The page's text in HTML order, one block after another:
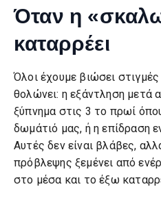
Όταν η
καταρρέει
Όλοι έχουμε βιώσει
θολώνει: η εξάντληση μετά
ξύπνημα στις 3 το πρωί
δωμάτιό μας, ή η επίδραση
Αυτές δεν είναι βλάβες,
πρόβλεψης ξεμένει από
στο μέσα και το έξω